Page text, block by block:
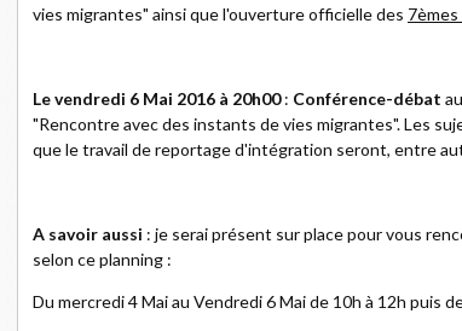
vies migrantes" ainsi que l'ouverture officielle des
Le vendredi 6 Mai 2016 à 20h00: Conférence-débat
"Rencontre avec des instants de vies migrantes". Les
que le travail de reportage d'intégration seront, entre
A savoir aussi : je serai présent sur place pour vous
selon ce planning :
Du mercredi 4 Mai au Vendredi 6 Mai de 10h à 12h puis